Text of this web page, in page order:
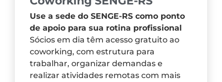
Use a sede do SENGE-RS como ponto
de apoio para sua rotina profissional
Sócios em dia têm acesso gratuito ao
coworking, com estrutura para
trabalhar, organizar demandas e
realizar atividades remotas com mais